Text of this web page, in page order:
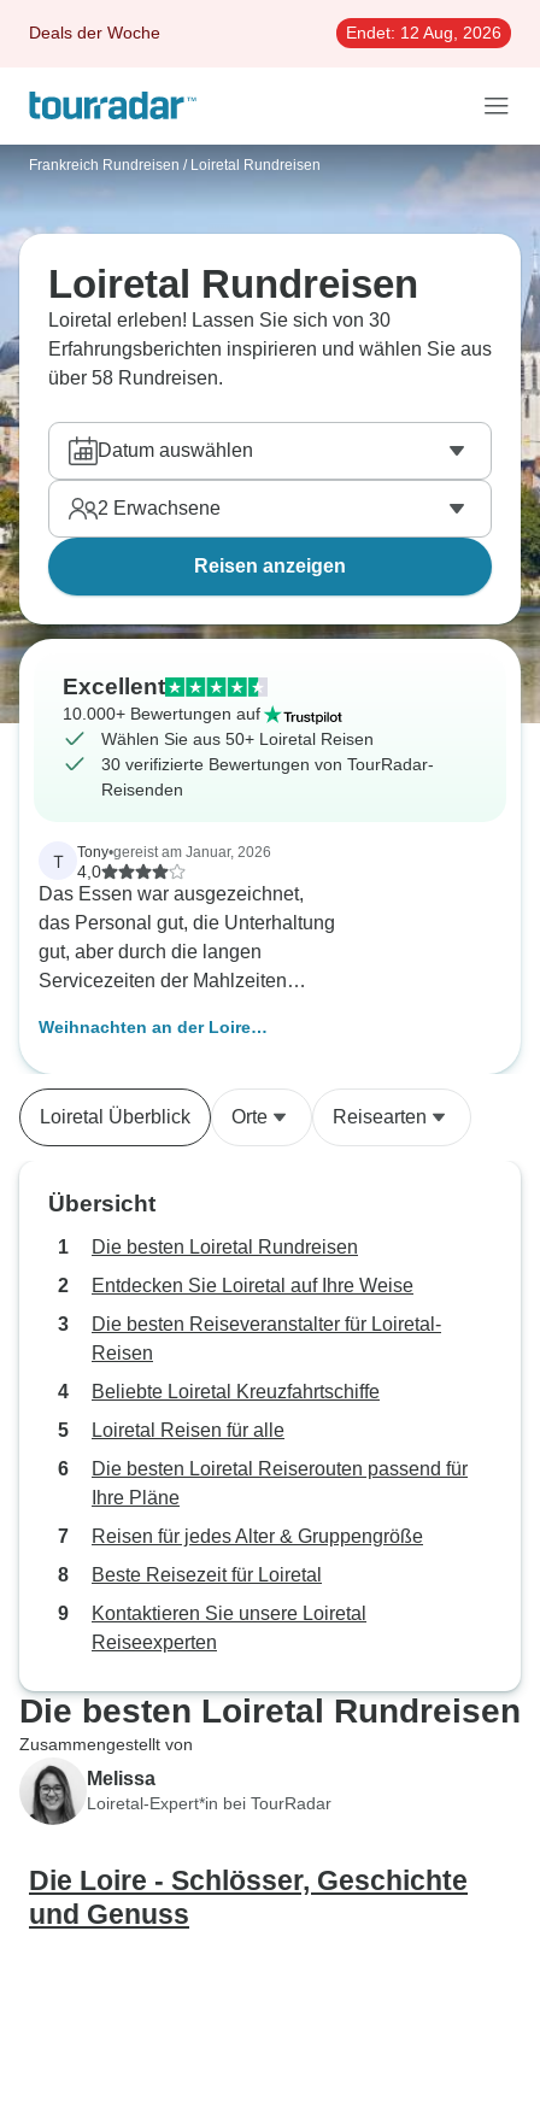
Deals der Woche Endet: 12 Aug, 2026
Frankreich Rundreisen / Loiretal Rundreisen
Loiretal Rundreisen
Loiretal erleben! Lassen Sie sich von 30
Erfahrungsberichten inspirieren und wählen Sie aus
über 58 Rundreisen.
Datum auswählen
2 Erwachsene
Reisen anzeigen
Excellent
10.000+ Bewertungen auf
Wählen Sie aus 50+ Loiretal Reisen
30 verifizierte Bewertungen von TourRadar-
Reisenden
T Tony•gereist am Januar, 2026
4,0
Das Essen war ausgezeichnet,
das Personal gut, die Unterhaltung
gut, aber durch die langen
Servicezeiten der Mahlzeiten
vorbei war, waren die meisten zu
müde, um die Unterhaltung zu
genießen. Leider bedeutete die
eingeschränkte Reiseroute zu viel
was nicht das Ziel der Reise war.
Weihnachten an der Loire
Loiretal Überblick Orte Reisearten
Übersicht
Die besten Loiretal Rundreisen
Entdecken Sie Loiretal auf Ihre Weise
Die besten Reiseveranstalter für Loiretal-
Reisen
Beliebte Loiretal Kreuzfahrtschiffe
Loiretal Reisen für alle
Die besten Loiretal Reiserouten passend für
Ihre Pläne
Reisen für jedes Alter & Gruppengröße
Beste Reisezeit für Loiretal
Kontaktieren Sie unsere Loiretal
Reiseexperten
Die besten Loiretal Rundreisen
Zusammengestellt von
Melissa
Loiretal-Expert*in bei TourRadar
Die Loire - Schlösser, Geschichte
und Genuss